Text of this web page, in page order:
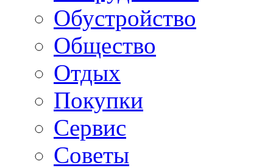
Обустройство
Общество
Отдых
Покупки
Сервис
Советы